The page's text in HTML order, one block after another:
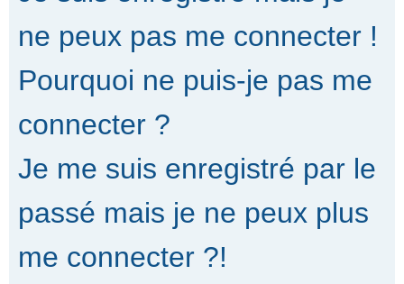
ne peux pas me connecter !
Pourquoi ne puis-je pas me
connecter ?
Je me suis enregistré par le
passé mais je ne peux plus
me connecter ?!